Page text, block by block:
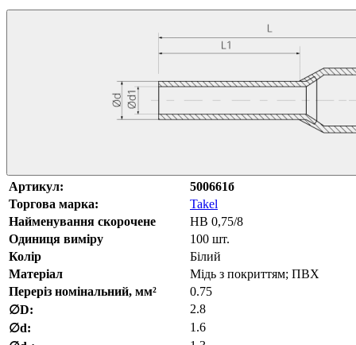
Артикул:
500661б
Торгова марка:
Takel
Найменування скорочене
НВ 0,75/8
Одиниця виміру
100 шт.
Колір
Білий
Матеріал
Мідь з покриттям; ПВХ
Переріз номінальний, мм²
0.75
∅D:
2.8
∅d:
1.6